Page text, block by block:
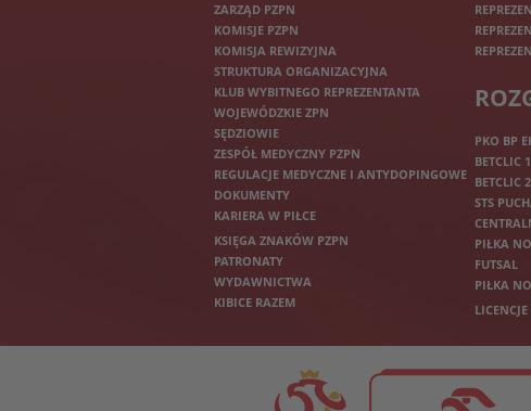
ZARZĄD PZPN
KOMISJE PZPN
KOMISJA REWIZYJNA
STRUKTURA ORGANIZACYJNA
KLUB WYBITNEGO REPREZENTANTA
WOJEWÓDZKIE ZPN
SĘDZIOWIE
ZESPÓŁ MEDYCZNY PZPN
REGULACJE MEDYCZNE I ANTYDOPINGOWE
DOKUMENTY
KARIERA W PIŁCE
KSIĘGA ZNAKÓW PZPN
PATRONATY
WYDAWNICTWA
KIBICE RAZEM
PKO BP
BETCLIC
BETCLIC
STS
PIŁKA
FUTSAL
PIŁKA